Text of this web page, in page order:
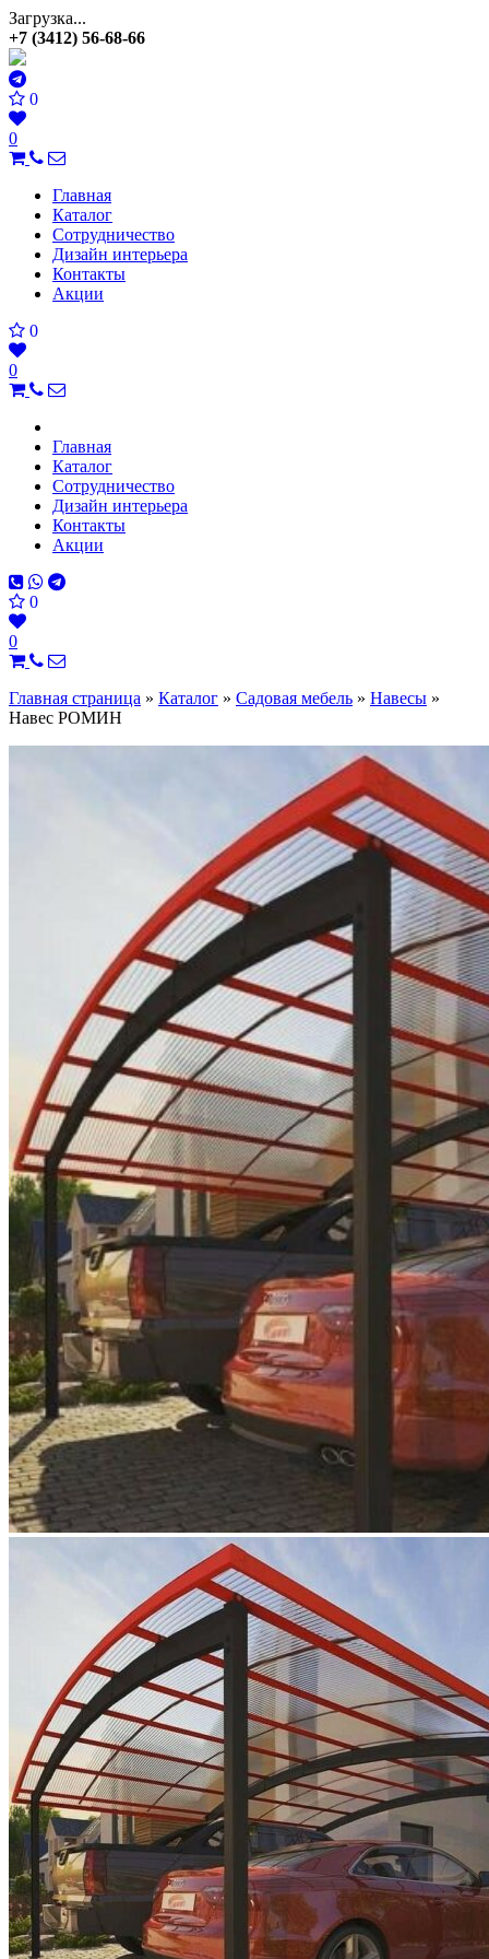
Загрузка...
+7 (3412) 56-68-66
0
0
Главная
Каталог
Сотрудничество
Дизайн интерьера
Контакты
Акции
0
0
Главная
Каталог
Сотрудничество
Дизайн интерьера
Контакты
Акции
0
0
Главная страница » Каталог » Садовая мебель » Навесы »
Навес РОМИН